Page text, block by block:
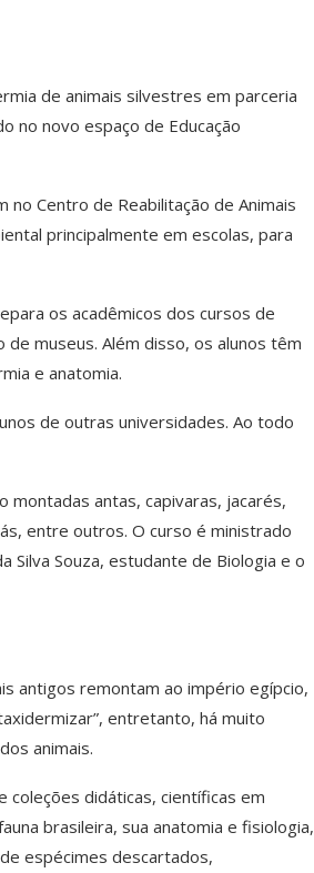
de animais silvestres em parceria
no novo espaço de Educação
Centro de Reabilitação de Animais
principalmente em escolas, para
os acadêmicos dos cursos de
museus. Além disso, os alunos têm
e anatomia.
de outras universidades. Ao todo
montadas antas, capivaras, jacarés,
entre outros. O curso é ministrado
Silva Souza, estudante de Biologia e o
antigos remontam ao império egípcio,
entretanto, há muito
animais.
coleções didáticas, científicas em
brasileira, sua anatomia e fisiologia,
espécimes descartados,